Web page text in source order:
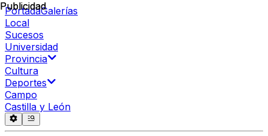
PortadaGalerías
Local
Sucesos
Universidad
Provincia
Cultura
Deportes
Campo
Castilla y León
Publicidad
Publicidad